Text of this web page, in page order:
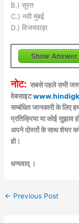
B.) सूरत
C.) नवी मुंबई
D.) विजयवाड़ा
Show Answer
नोट: सबसे पहले सभी
वेबसाइट
सम्बंधित जानकारी के लिए
प्रतिक्रिया या कोई सुझाव
अपने दोस्तों के साथ शेयर
हो।
धन्यवाद् ।
← Previous Post